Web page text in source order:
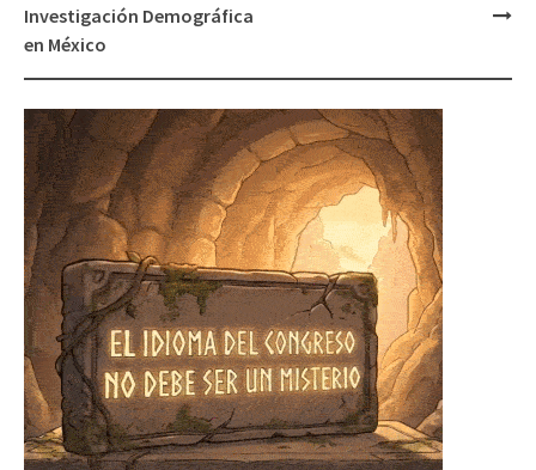
Investigación Demográfica
en México